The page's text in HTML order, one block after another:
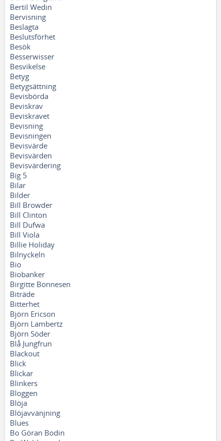
Bertil Wedin
Bervisning
Beslagta
Beslutsförhet
Besök
Besserwisser
Besvikelse
Betyg
Betygsättning
Bevisbörda
Beviskrav
Beviskravet
Bevisning
Bevisningen
Bevisvärde
Bevisvärden
Bevisvärdering
Big 5
Bilar
Bilder
Bill Browder
Bill Clinton
Bill Dufwa
Bill Viola
Billie Holiday
Bilnyckeln
Bio
Biobanker
Birgitte Bonnesen
Biträde
Bitterhet
Björn Ericson
Björn Lambertz
Björn Söder
Blå Jungfrun
Blackout
Blick
Blickar
Blinkers
Bloggen
Blöja
Blöjavvänjning
Blues
Bo Göran Bodin